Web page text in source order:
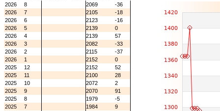
2026
8 2069
-36
2026
7 2105
-18
2026
6 2123
-16
2026
5 2139
0
2026
4 2139
57
2026
3 2082
-33
2026
2 2115
-37
2026
1 2152
0
2025
12 2152
52
2025
11 2100
28
2025
10 2072
2
2025
9 2070
91
2025
8 1979
-5
2025
7 1984
9